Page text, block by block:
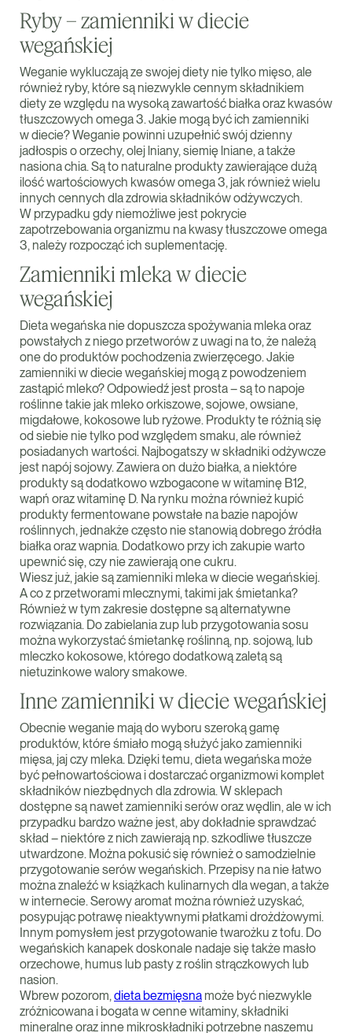
Ryby – zamienniki w diecie
wegańskiej
Weganie wykluczają ze swojej diety nie tylko mięso, ale
również ryby, które są niezwykle cennym składnikiem
diety ze względu na wysoką zawartość białka oraz kwasów
tłuszczowych omega 3. Jakie mogą być ich zamienniki
w diecie? Weganie powinni uzupełnić swój dzienny
jadłospis o orzechy, olej lniany, siemię lniane, a także
nasiona chia. Są to naturalne produkty zawierające dużą
ilość wartościowych kwasów omega 3, jak również wielu
innych cennych dla zdrowia składników odżywczych.
W przypadku gdy niemożliwe jest pokrycie
zapotrzebowania organizmu na kwasy tłuszczowe omega
3, należy rozpocząć ich suplementację.
Zamienniki mleka w diecie
wegańskiej
Dieta wegańska nie dopuszcza spożywania mleka oraz
powstałych z niego przetworów z uwagi na to, że należą
one do produktów pochodzenia zwierzęcego. Jakie
zamienniki w diecie wegańskiej mogą z powodzeniem
zastąpić mleko? Odpowiedź jest prosta – są to napoje
roślinne takie jak mleko orkiszowe, sojowe, owsiane,
migdałowe, kokosowe lub ryżowe. Produkty te różnią się
od siebie nie tylko pod względem smaku, ale również
posiadanych wartości. Najbogatszy w składniki odżywcze
jest napój sojowy. Zawiera on dużo białka, a niektóre
produkty są dodatkowo wzbogacone w witaminę B12,
wapń oraz witaminę D. Na rynku można również kupić
produkty fermentowane powstałe na bazie napojów
roślinnych, jednakże często nie stanowią dobrego źródła
białka oraz wapnia. Dodatkowo przy ich zakupie warto
upewnić się, czy nie zawierają one cukru.
Wiesz już, jakie są zamienniki mleka w diecie wegańskiej.
A co z przetworami mlecznymi, takimi jak śmietanka?
Również w tym zakresie dostępne są alternatywne
rozwiązania. Do zabielania zup lub przygotowania sosu
można wykorzystać śmietankę roślinną, np. sojową, lub
mleczko kokosowe, którego dodatkową zaletą są
nietuzinkowe walory smakowe.
Inne zamienniki w diecie wegańskiej
Obecnie weganie mają do wyboru szeroką gamę
produktów, które śmiało mogą służyć jako zamienniki
mięsa, jaj czy mleka. Dzięki temu, dieta wegańska może
być pełnowartościowa i dostarczać organizmowi komplet
składników niezbędnych dla zdrowia. W sklepach
dostępne są nawet zamienniki serów oraz wędlin, ale w ich
przypadku bardzo ważne jest, aby dokładnie sprawdzać
skład – niektóre z nich zawierają np. szkodliwe tłuszcze
utwardzone. Można pokusić się również o samodzielnie
przygotowanie serów wegańskich. Przepisy na nie łatwo
można znaleźć w książkach kulinarnych dla wegan, a także
w internecie. Serowy aromat można również uzyskać,
posypując potrawę nieaktywnymi płatkami drożdżowymi.
Innym pomysłem jest przygotowanie twarożku z tofu. Do
wegańskich kanapek doskonale nadaje się także masło
orzechowe, humus lub pasty z roślin strączkowych lub
nasion.
Wbrew pozorom,dieta bezmięsna może być niezwykle
zróżnicowana i bogata w cenne witaminy, składniki
mineralne oraz inne mikroskładniki potrzebne naszemu